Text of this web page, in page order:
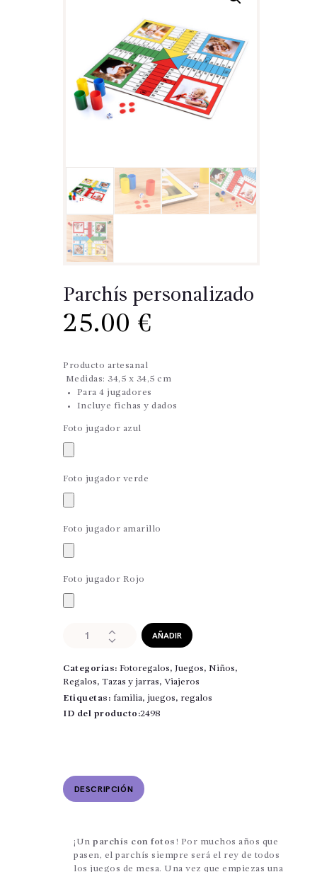
Parchís personalizado
25.00 €
Producto artesanal
Medidas: 34,5 x 34,5 cm
Para 4 jugadores
Incluye fichas y dados
Foto jugador azul
Foto jugador verde
Foto jugador amarillo
Foto jugador Rojo
personalizado
AÑADIR
Categorías: Fotoregalos, Juegos, Niños,
Regalos, Tazas y jarras, Viajeros
Etiquetas: familia, juegos, regalos
ID del producto:2498
DESCRIPCIÓN
¡Un parchís con fotos ! Por muchos años que
pasen, el parchís siempre será el rey de todos
los juegos de mesa. Una vez que empiezas una